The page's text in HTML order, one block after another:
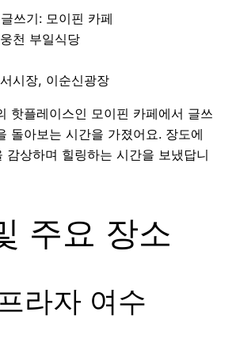
쓰기: 모이핀 카페
천 부일식당
시장, 이순신광장
핫플레이스인 모이핀 카페에서 글쓰
돌아보는 시간을 가졌어요. 장도에
감상하며 힐링하는 시간을 보냈답니
주요 장소
라자 여수